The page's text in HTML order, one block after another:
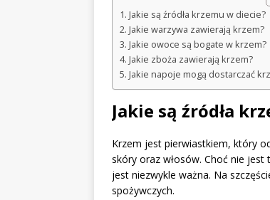
Jakie są źródła krzemu w diecie?
Jakie warzywa zawierają krzem?
Jakie owoce są bogate w krzem?
Jakie zboża zawierają krzem?
Jakie napoje mogą dostarczać
Jakie są źródła
Krzem jest pierwiastkiem, który
skóry oraz włosów. Choć nie
jest niezwykle ważna. Na
spożywczych.